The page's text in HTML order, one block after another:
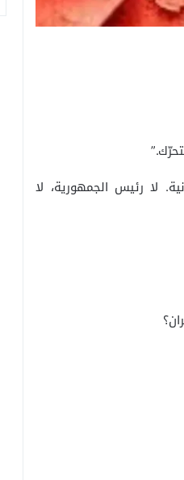
لا رئيس الجمهورية، لا